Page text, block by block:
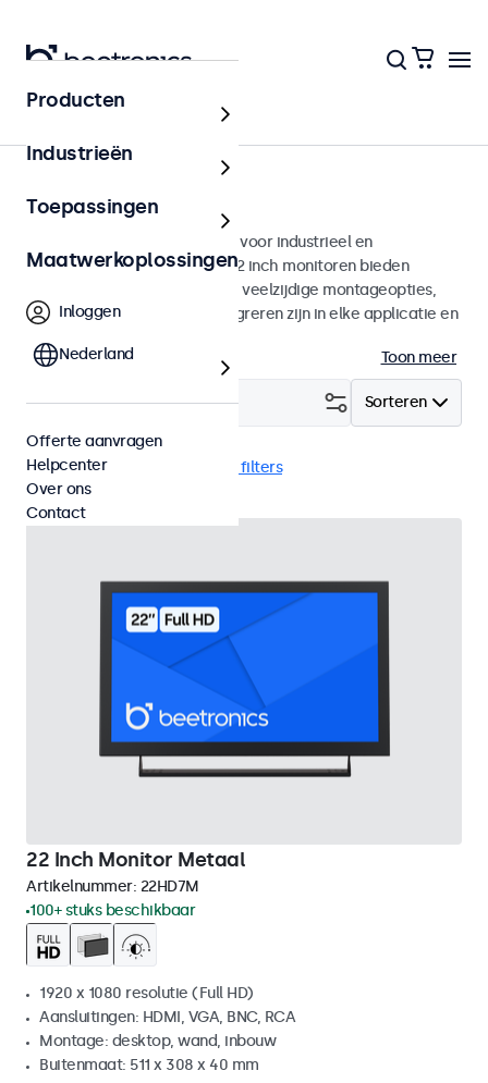
Monitoren
22 inch monitoren
22 inch monitoren ontworpen voor industrieel en
commercieel gebruik. Deze 22 inch monitoren bieden
diverse videoaansluitingen en veelzijdige montageopties,
waarmee ze naadloos te integreren zijn in elke applicatie en
Toon meer
Sorteren
Filter (2)
22 inch monitoren Wis alle filters
22 Inch Monitor Metaal
Artikelnummer: 22HD7M
100+ stuks beschikbaar
1920 x 1080 resolutie (Full HD)
Aansluitingen: HDMI, VGA, BNC, RCA
Montage: desktop, wand, inbouw
Buitenmaat: 511 x 308 x 40 mm
Producten
Industrieën
Toepassingen
Maatwerkoplossingen
Inloggen
Nederland
Offerte aanvragen
Helpcenter
Over ons
Contact